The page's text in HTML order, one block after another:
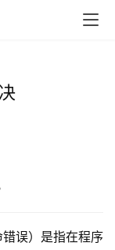
误）是指在程序